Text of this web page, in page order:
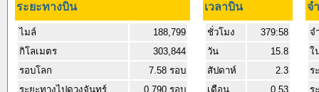
ระยะทางบิน เวลาบิน จ
ไมล์
188,799
กิโลเมตร
303,844
รอบโลก
7.58 รอบ
ระยะทางไปดวงจันทร์
0.790 รอบ
ชั่วโมง
379:58
วัน
15.8
สัปดาห์
2.3
เดือน
0.53
จ
ใ
ร
ร